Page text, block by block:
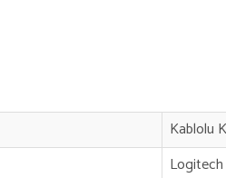
Kablolu
Logitech